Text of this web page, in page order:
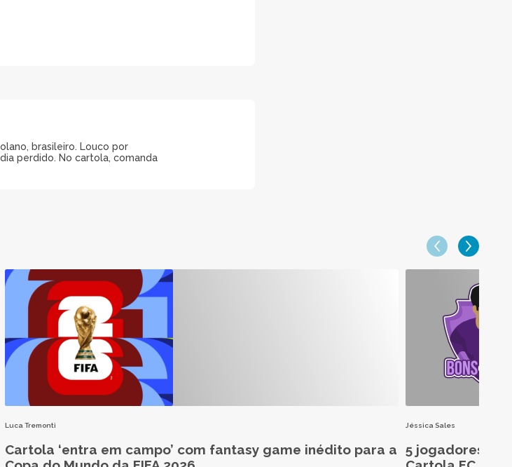
brasileiro. Louco por
perdido. No cartola, comanda
Luca Tremonti
Cartola ‘entra em campo’ com fantasy game inédito para a
Jéssica Sales
5 jogadores